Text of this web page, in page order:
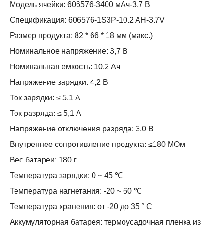
Модель ячейки: 606576-3400 мАч-3,7 В
Спецификация: 606576-1S3P-10.2 AH-3.7V
Размер продукта: 82 * 66 * 18 мм (макс.)
Номинальное напряжение: 3,7 В
Номинальная емкость: 10,2 Ач
Напряжение зарядки: 4,2 В
Ток зарядки: ≤ 5,1 А
Ток разряда: ≤ 5,1 А
Напряжение отключения разряда: 3,0 В
Внутреннее сопротивление продукта: ≤180 МОм
Вес батареи: 180 г
Температура зарядки: 0 ~ 45 ℃
Температура нагнетания: -20 ~ 60 ℃
Температура хранения: от -20 до 35 ° C
Аккумуляторная батарея: термоусадочная пленка из